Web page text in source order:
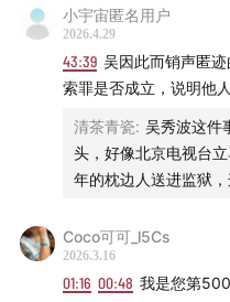
小宇宙匿名用户
2026.4.29
43:39 吴因此而销声匿
索罪是否成立，说明他
清茶青瓷: 吴秀波这件
头，好像北京电视台
年的枕边人送进监狱，
Coco可可_l5Cs
2026.3.16
01:16 00:48 我是您第